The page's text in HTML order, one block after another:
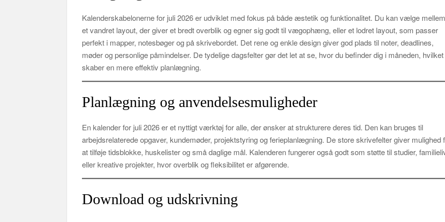
Kalenderskabelonerne for juli 2026 er udviklet med fokus på både æstetik og funktionalitet. Du kan vælge mellem
et vandret layout, der giver et bredt overblik og egner sig godt til vægophæng, eller et lodret layout, som passer
perfekt i mapper, notesbøger og på skrivebordet. Det rene og enkle design giver god plads til noter, deadlines,
møder og personlige påmindelser. De tydelige dagsfelter gør det let at se, hvor du befinder dig i måneden, hvilket
skaber en mere effektiv planlægning.
Planlægning og anvendelsesmuligheder
En kalender for juli 2026 er et nyttigt værktøj for alle, der ønsker at strukturere deres tid. Den kan bruges til
arbejdsrelaterede opgaver, kundemøder, projektstyring og ferieplanlægning. De store skrivefelter giver mulighed
at tilføje tidsblokke, huskelister og små daglige mål. Kalenderen fungerer også godt som støtte til studier,
eller kreative projekter, hvor overblik og fleksibilitet er afgørende.
Download og udskrivning